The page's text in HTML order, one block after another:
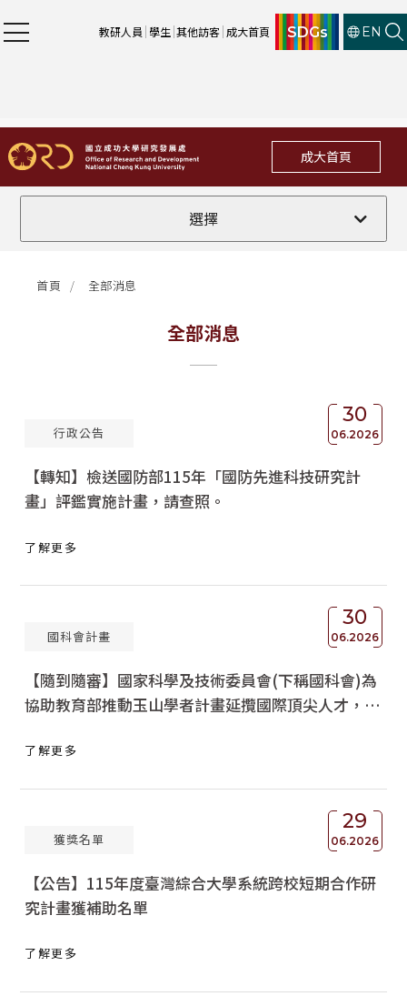
教研人員 學生 其他訪客 成大首頁 SDGs EN
成大首頁
選擇
全部
法規修訂
活動訊息
首頁 全部消息
全部消息
30
06.2026
行政公告
【轉知】檢送國防部115年「國防先進科技研究計
畫」評鑑實施計畫，請查照。
了解更多
30
06.2026
國科會計畫
【隨到隨審】國家科學及技術委員會(下稱國科會)為
協助教育部推動玉山學者計畫延攬國際頂尖人才，自
任教師前，得以隨到隨審方式提出國科會專題研究計
了解更多
29
06.2026
獲獎名單
【公告】115年度臺灣綜合大學系統跨校短期合作研
究計畫獲補助名單
了解更多